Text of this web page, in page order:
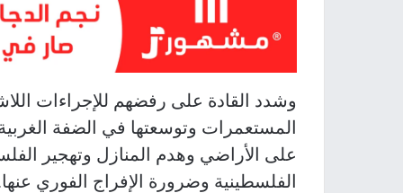
وشدد القادة على رفضهم للإجراءات
المستعمرات وتوسعتها في الضفة
على الأراضي وهدم المنازل وتهجير
الفلسطينية وضرورة الإفراج الفوري عنها